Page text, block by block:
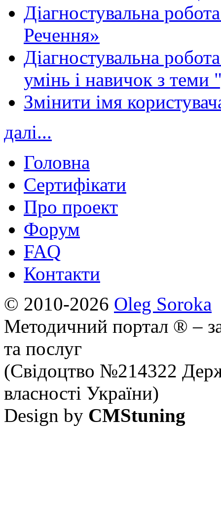
Діагностувальна
Речення»
Діагностувальна
умінь і навичок з теми
Змінити імя
далі...
Головна
Сертифікати
Про проект
Форум
FAQ
Контакти
© 2010-2026 Oleg Soroka
Методичний портал ® –
та послуг
(Свідоцтво №214322
власності України)
Design by CMStuning